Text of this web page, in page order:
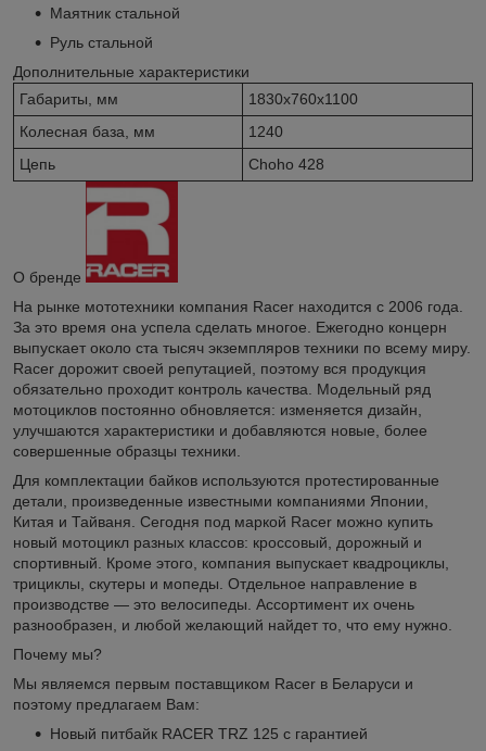
Маятник стальной
Руль стальной
Дополнительные характеристики
Габариты, мм
1830x760x1100
Колесная база, мм
1240
Цепь
Choho 428
О бренде
На рынке мототехники компания Racer находится с 2006 года.
За это время она успела сделать многое. Ежегодно концерн
выпускает около ста тысяч экземпляров техники по всему миру.
Racer дорожит своей репутацией, поэтому вся продукция
обязательно проходит контроль качества. Модельный ряд
мотоциклов постоянно обновляется: изменяется дизайн,
улучшаются характеристики и добавляются новые, более
совершенные образцы техники.
Для комплектации байков используются протестированные
детали, произведенные известными компаниями Японии,
Китая и Тайваня. Сегодня под маркой Racer можно купить
новый мотоцикл разных классов: кроссовый, дорожный и
спортивный. Кроме этого, компания выпускает квадроциклы,
трициклы, скутеры и мопеды. Отдельное направление в
производстве — это велосипеды. Ассортимент их очень
разнообразен, и любой желающий найдет то, что ему нужно.
Почему мы?
Мы являемся первым поставщиком Racer в Беларуси и
поэтому предлагаем Вам:
Новый питбайк RACER TRZ 125 с гарантией